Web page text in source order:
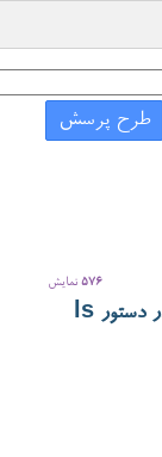
طرح پرسش
576 نمایش
پارامتر -A در دستور ls